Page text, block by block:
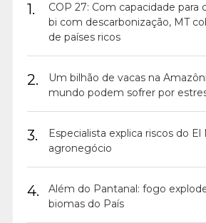
1.
COP 27: Com capacidade para
bi com descarbonização, MT
de países ricos
2.
Um bilhão de vacas na
mundo podem sofrer por
3.
Especialista explica riscos do El
agronegócio
4.
Além do Pantanal: fogo
biomas do País